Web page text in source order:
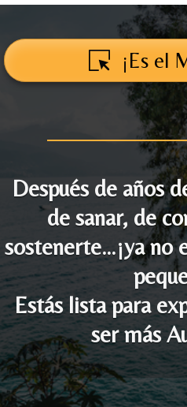
¡Es el
Después de años
de sanar, de
sostenerte…¡ya no
Estás lista para
ser más